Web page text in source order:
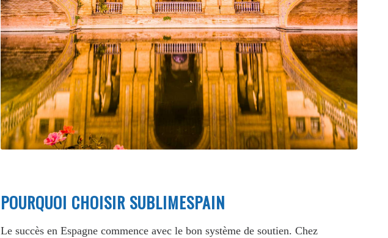
POURQUOI CHOISIR SUBLIMESPAIN
Le succès en Espagne commence avec le bon système de soutien. Chez